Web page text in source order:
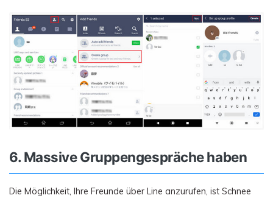
6. Massive Gruppengespräche haben
Die Möglichkeit, Ihre Freunde über Line anzurufen, ist Schnee